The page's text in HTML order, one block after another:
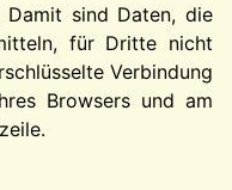
Damit sind Daten, die
für Dritte nicht
Verbindung
Browsers und am